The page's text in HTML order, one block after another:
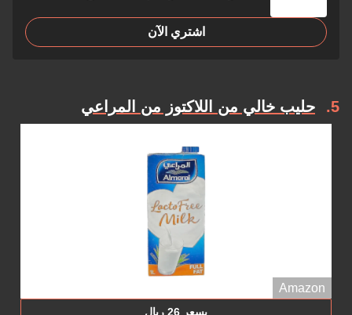
اشتري الآن
5 حليب خالي من اللاكتوز من المراعي
Amazon
بسعر 26 ريال